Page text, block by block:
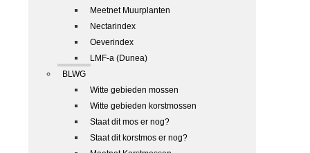
Meetnet Muurplanten
Nectarindex
Oeverindex
LMF-a (Dunea)
BLWG
Witte gebieden mossen
Witte gebieden korstmossen
Staat dit mos er nog?
Staat dit korstmos er nog?